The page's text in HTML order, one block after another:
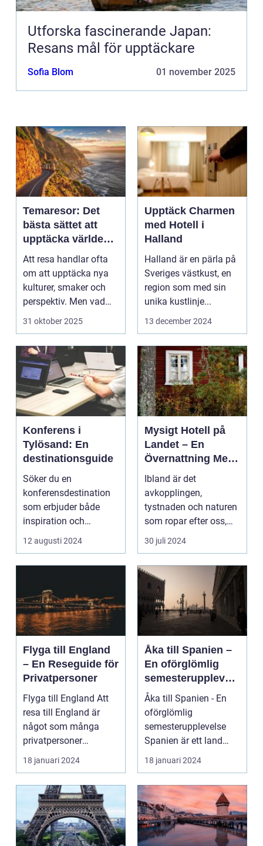
Utforska fascinerande Japan:
Resans mål för upptäckare
Sofia Blom 01 november 2025
Temaresor: Det
bästa sättet att
upptäcka världen
på
Att resa handlar ofta
om att upptäcka nya
kulturer, smaker och
perspektiv. Men vad
händer ...
31 oktober 2025
Upptäck Charmen
med Hotell i
Halland
Halland är en pärla på
Sveriges västkust, en
region som med sin
unika kustlinje...
13 december 2024
Konferens i
Tylösand: En
destinationsguide
Söker du en
konferensdestination
som erbjuder både
inspiration och
avkoppling? Tylös...
12 augusti 2024
Mysigt Hotell på
Landet – En
Övernattning Med
Charm
Ibland är det
avkopplingen,
tystnaden och naturen
som ropar efter oss,
och svaret är ofta ...
30 juli 2024
Flyga till England
– En Reseguide för
Privatpersoner
Flyga till England Att
resa till England är
något som många
privatpersoner
drömmer om. Landet
har e...
18 januari 2024
Åka till Spanien –
En oförglömlig
semesterupplevels
e
Åka till Spanien - En
oförglömlig
semesterupplevelse
Spanien är ett land
som lockar miljontals
männ...
18 januari 2024